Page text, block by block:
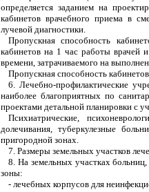
определяется заданием на
кабинетов врачебного приема в
лучевой диагностики.
Пропускная способность
кабинетов на 1 час работы врачей
времени, затрачиваемого на
Пропускная способность
6. Лечебно-профилактические
наиболее благоприятных по
проектами детальной планировки с
Психиатрические,
долечивания, туберкулезные
пригородной зонах.
7. Размеры земельных участков
8. На земельных участках
зоны:
- лечебных корпусов для